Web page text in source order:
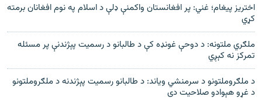
اختریز پیغام؛ غني: پر افغانستان واکمنې ډلې د اسلام په نوم افغانان برمته
کړي
ملګري ملتونه: د دوحې غونډه کې د طالبانو د رسمیت پېژندنې پر مسئله
تمرکز نه کېږي
د ملګروملتونو د سرمنشي وياند: د طالبانو رسميت پېژندنه د ملګروملتونو
د غړو هېوادو صلاحيت دی